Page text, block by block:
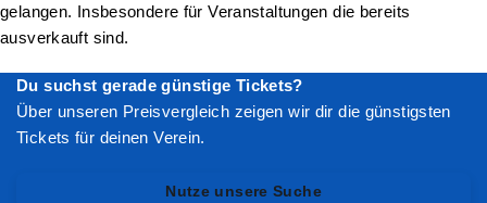
gelangen. Insbesondere für Veranstaltungen die bereits
ausverkauft sind.
Du suchst gerade günstige Tickets?
Über unseren Preisvergleich zeigen wir dir die günstigsten
Tickets für deinen Verein.
Nutze unsere Suche